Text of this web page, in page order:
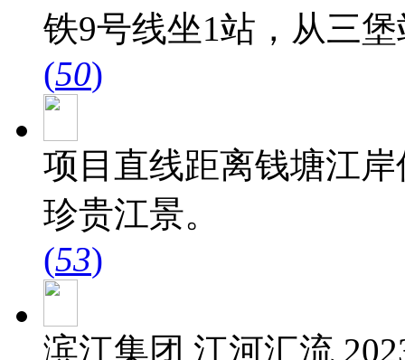
铁9号线坐1站，从三
(50)
项目直线距离钱塘江
珍贵江景。
(53)
滨江集团 江河汇流